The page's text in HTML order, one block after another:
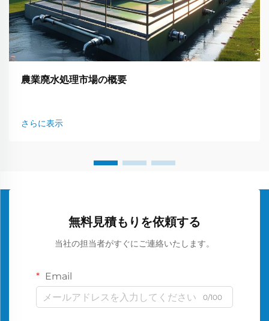
農業廃水処理市場の概要
さらに表示
無料見積もりを依頼する
当社の担当者がすぐにご連絡いたします。
Email
0/100